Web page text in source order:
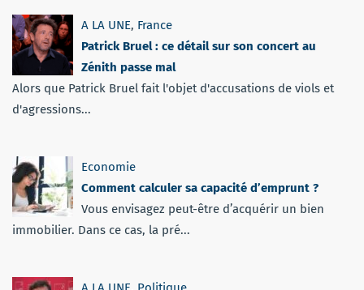
A LA UNE, France
Patrick Bruel : ce détail sur son concert au
Zénith passe mal
Alors que Patrick Bruel fait l'objet d'accusations de viols et
d'agressions...
Economie
Comment calculer sa capacité d’emprunt ?
Vous envisagez peut-être d’acquérir un bien
immobilier. Dans ce cas, la pré...